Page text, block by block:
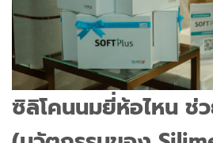
ซิลิโคนนมยี่ห้อไหน